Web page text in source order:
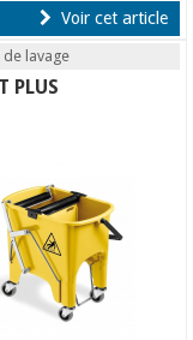
Voir cet article
de lavage
PLUS